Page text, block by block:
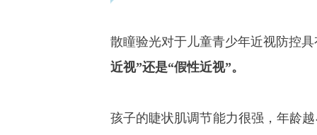
散瞳验光对于儿童青少年近视防控
近视”还是“假性近视”。
孩子的睫状肌调节能力很强，年龄